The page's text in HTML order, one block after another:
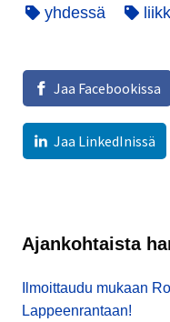
yhdessä
Jaa Facebookissa
Jaa LinkedInissä
Ajankohtaista
Ilmoittaudu mukaan
Lappeenrantaan!